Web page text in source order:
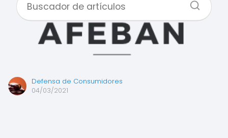
Defensa de Consumidores
04/03/2021